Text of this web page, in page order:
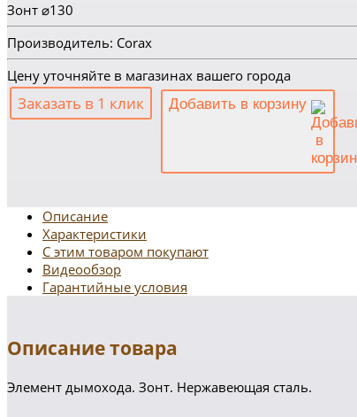
Зонт ⌀130
Производитель: Corax
Цену уточняйте в магазинах вашего города
Заказать в 1 клик Добавить в корзину
Описание
Характеристики
С этим товаром покупают
Видеообзор
Гарантийные условия
Описание товара
Элемент дымохода. Зонт. Нержавеющая сталь.